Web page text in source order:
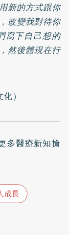
新的方式跟你
改變我對待你
寫下自己想的
然後體現在行
）
多醫療新知搶
成長